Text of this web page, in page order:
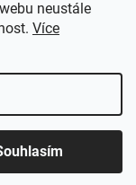
neustále
Více